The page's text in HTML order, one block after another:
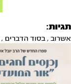
תגיות:
אשרוב , בסוד הדברים ,